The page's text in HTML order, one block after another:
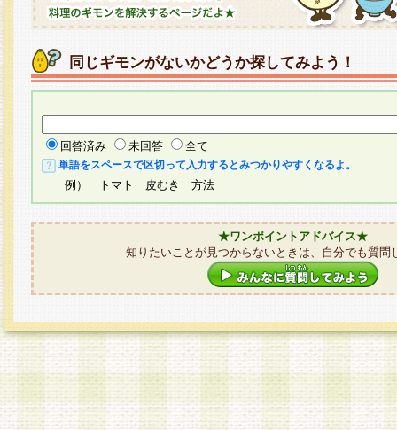
同じギモンがないかどうか探してみよう！
回答済み 未回答 全て
単語をスペースで区切って入力するとみつかりやすくなるよ。
例） トマト 皮むき 方法
★ワンポイントアドバイス★
知りたいことが見つからないときは、自分でも質問